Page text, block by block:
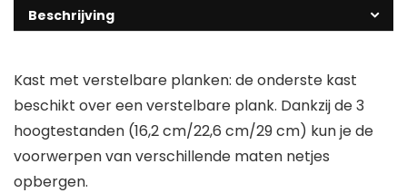
Beschrijving
Kast met verstelbare planken: de onderste kast
beschikt over een verstelbare plank. Dankzij de 3
hoogtestanden (16,2 cm/22,6 cm/29 cm) kun je de
voorwerpen van verschillende maten netjes
opbergen.